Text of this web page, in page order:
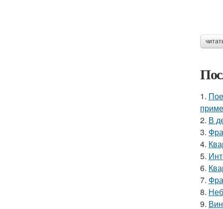
1.
2. В
3.
4.
5.
6.
7.
8.
9.